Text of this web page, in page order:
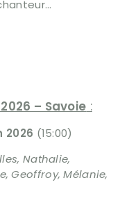
– Savoie :
2026 (15:00)
Nathalie,
Geoffroy, Mélanie,